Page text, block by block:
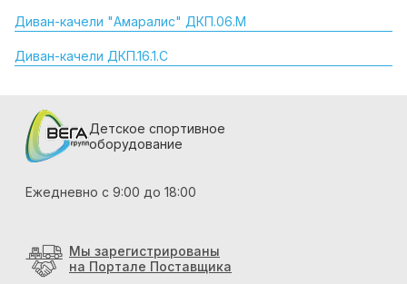
Диван-качели "Амаралис" ДКП.06.М
Диван-качели ДКП.16.1.С
Детское спортивное
оборудование
Ежедневно с 9:00 до 18:00
Мы зарегистрированы
на Портале Поставщика